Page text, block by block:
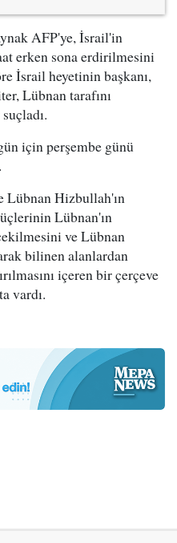
AFP'ye, İsrail'in
erken sona erdirilmesini
İsrail heyetinin başkanı,
Lübnan tarafını
için perşembe günü
Lübnan Hizbullah'ın
Lübnan'ın
ve Lübnan
bilinen alanlardan
içeren bir çerçeve
vardı.